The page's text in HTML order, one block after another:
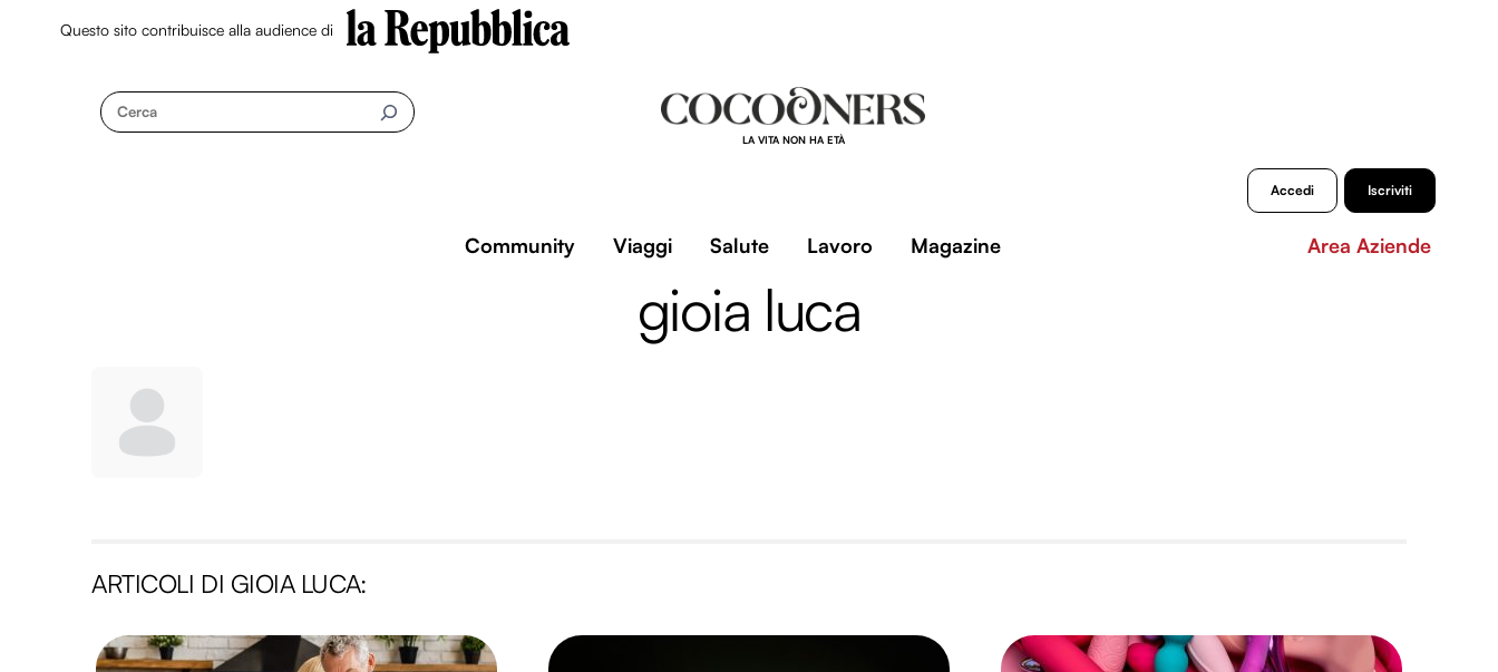
Questo sito contribuisce alla audience di
Cerca
LA VITA NON HA ETÀ
Accedi Iscriviti
Community Viaggi Salute Lavoro Magazine Area Aziende
gioia luca
ARTICOLI DI GIOIA LUCA: